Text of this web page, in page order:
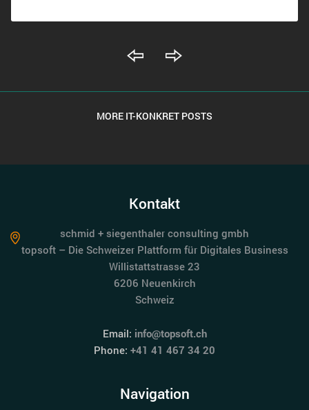
MORE IT-KONKRET POSTS
Kontakt
schmid + siegenthaler consulting gmbh
topsoft – Die Schweizer Plattform für Digitales Business
Willistattstrasse 23
6206 Neuenkirch
Schweiz
Email: info@topsoft.ch
Phone: +41 41 467 34 20
Navigation